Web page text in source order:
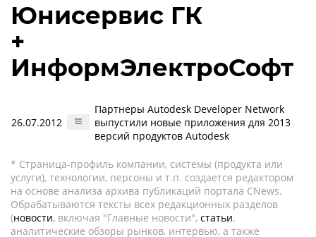
Юнисервис ГК
+
ИнформЭлектроСофт
26.07.2012
Партнеры Autodesk Developer Network
выпустили новые приложения для 2013
версий продуктов Autodesk
* Страница-профиль компании, системы (продукта или
услуги), технологии, персоны и т.п. создается редактором
на основе анализа архива публикаций портала CNews.
Обрабатываются тексты всех редакционных разделов
(новости, включая "Главные новости", статьи,
аналитические обзоры рынков, интервью, а также